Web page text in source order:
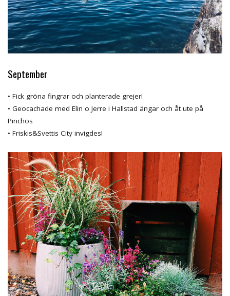
September
• Fick gröna fingrar och planterade grejer!
• Geocachade med Elin o Jerre i Hallstad ängar och åt ute på
Pinchos
• Friskis&Svettis City invigdes!